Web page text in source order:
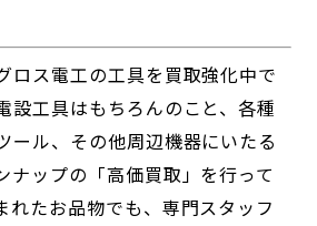
ロス電工の工具を買取強化中で
設工具はもちろんのこと、各種
ール、その他周辺機器にいたる
ナップの「高価買取」を行って
れたお品物でも、専門スタッフ